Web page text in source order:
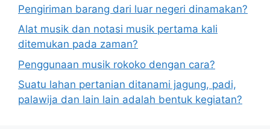
Pengiriman barang dari luar negeri dinamakan?
Alat musik dan notasi musik pertama kali
ditemukan pada zaman?
Penggunaan musik rokoko dengan cara?
Suatu lahan pertanian ditanami jagung, padi,
palawija dan lain lain adalah bentuk kegiatan?